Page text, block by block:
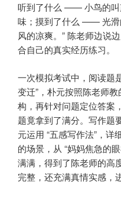
听到了什么 —— 小鸟的
味；摸到了什么 —— 光
风的凉爽。” 陈老师边说
合自己的真实经历练习。
一次模拟考试中，阅读题
变迁”，朴元按照陈老师
构，再针对问题定位答案
题竟拿到了满分。写作题
元运用 “五感写作法”，
的场景，从 “妈妈焦急的
满满，得到了陈老师的高
完整，还充满真情实感，